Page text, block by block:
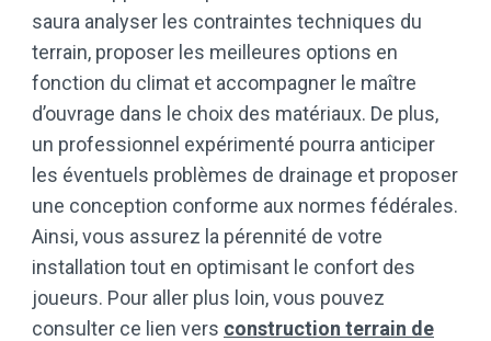
saura analyser les contraintes techniques du
terrain, proposer les meilleures options en
fonction du climat et accompagner le maître
d’ouvrage dans le choix des matériaux. De plus,
un professionnel expérimenté pourra anticiper
les éventuels problèmes de drainage et proposer
une conception conforme aux normes fédérales.
Ainsi, vous assurez la pérennité de votre
installation tout en optimisant le confort des
joueurs. Pour aller plus loin, vous pouvez
consulter ce lien vers construction terrain de